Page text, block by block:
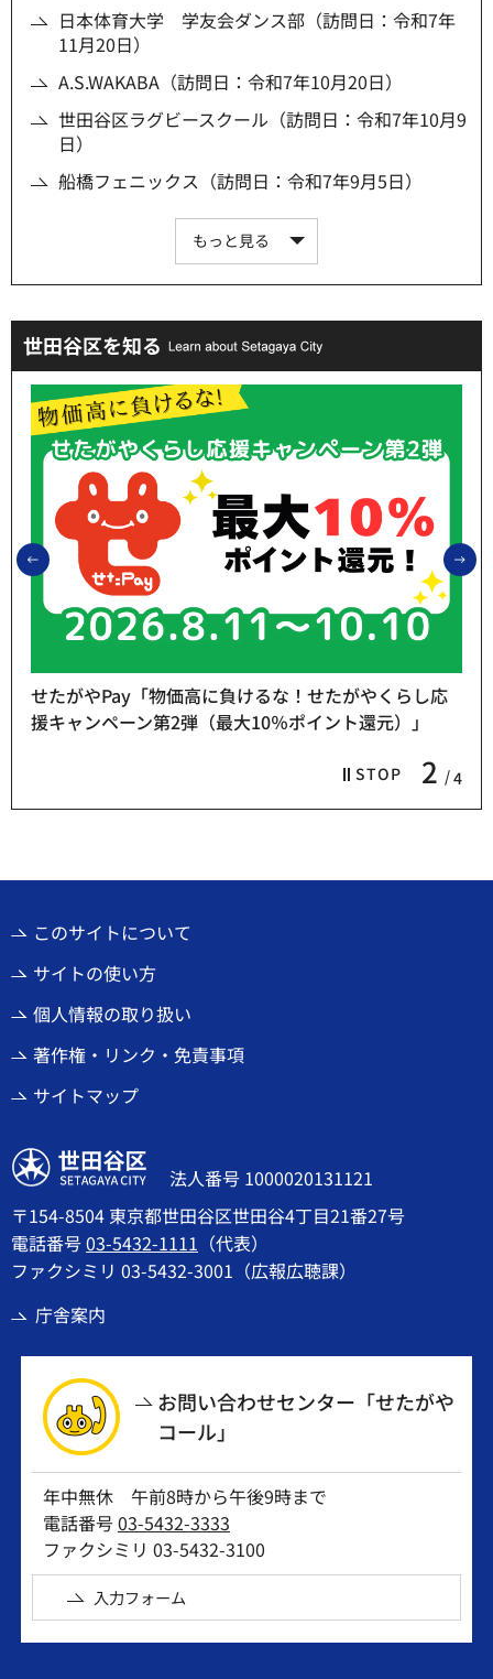
日本体育大学 学友会ダンス部（訪問日：令和7年
11月20日）
A.S.WAKABA（訪問日：令和7年10月20日）
世田谷区ラグビースクール（訪問日：令和7年10月9
日）
船橋フェニックス（訪問日：令和7年9月5日）
もっと見る
世田谷区を知る
前のスライドを表示
STOP 2 4
せたがやPay「物価高に負けるな！せたがやくらし応
援キャンペーン第2弾（最大10％ポイント還元）」
このサイトについて
サイトの使い方
個人情報の取り扱い
著作権・リンク・免責事項
サイトマップ
世田谷区
法人番号 1000020131121
〒154-8504 東京都世田谷区世田谷4丁目21番27号
電話番号03-5432-1111 （代表）
ファクシミリ 03-5432-3001（広報広聴課）
庁舎案内
お問い合わせセンター「せたがや
コール」
年中無休 午前8時から午後9時まで
電話番号03-5432-3333
ファクシミリ 03-5432-3100
入力フォーム